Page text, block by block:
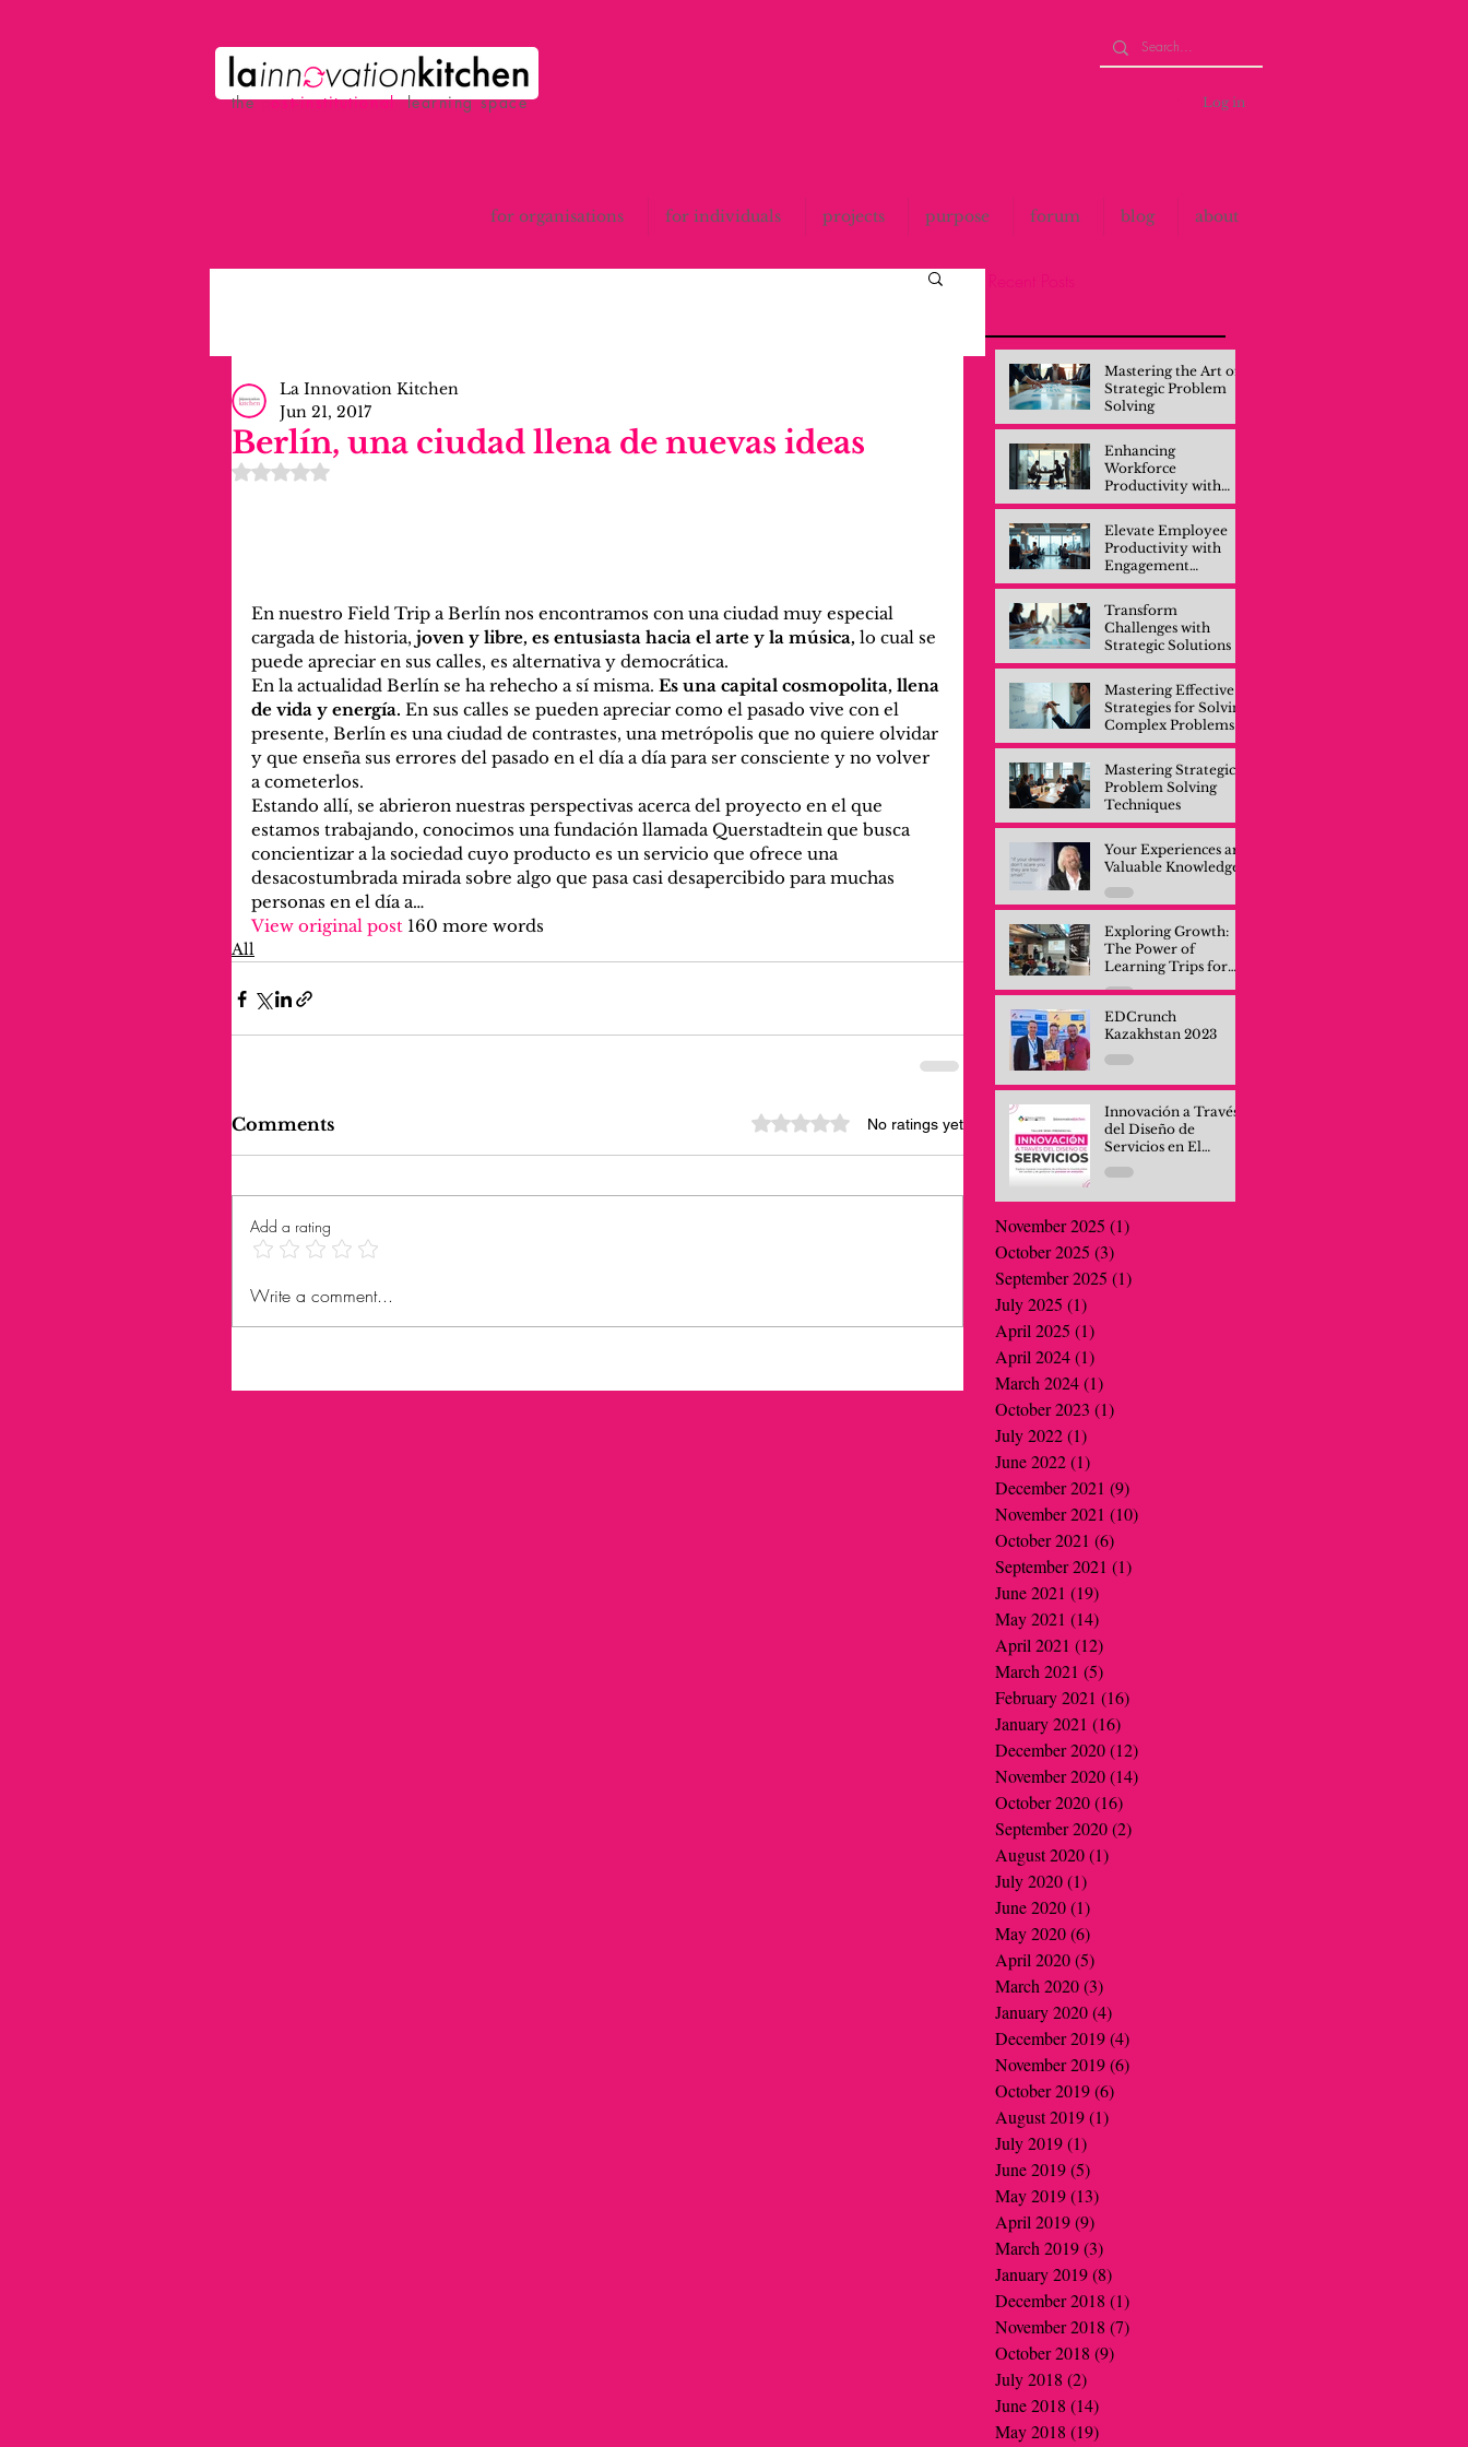
thepost-institutionallearning space Log in
for organisations for individuals projects purpose forum blog about
Berlín, una ciudad llena de nuevas ideas
La Innovation Kitchen
Jun 21, 2017
Rated NaN out of 5 stars.
En nuestro Field Trip a Berlín nos encontramos con una ciudad muy especial
cargada de historia, joven y libre, es entusiasta hacia el arte y la música, lo cual se
puede apreciar en sus calles, es alternativa y democrática.
En la actualidad Berlín se ha rehecho a sí misma. Es una capital cosmopolita, llena
de vida y energía. En sus calles se pueden apreciar como el pasado vive con el
presente, Berlín es una ciudad de contrastes, una metrópolis que no quiere olvidar
y que enseña sus errores del pasado en el día a día para ser consciente y no volver
a cometerlos.
Estando allí, se abrieron nuestras perspectivas acerca del proyecto en el que
estamos trabajando, conocimos una fundación llamada Querstadtein que busca
concientizar a la sociedad cuyo producto es un servicio que ofrece una
desacostumbrada mirada sobre algo que pasa casi desapercibido para muchas
personas en el día a…
View original post 160 more words
All
Comments Rated 0 out of 5 stars.
No ratings yet
Add a rating
Write a comment...
Mastering the Art of
Strategic Problem
Solving
Enhancing
Workforce
Productivity with
Engagement
Training
Elevate Employee
Productivity with
Engagement
Training
Transform
Challenges with
Strategic Solutions
Mastering Effective
Strategies for Solving
Complex Problems
Mastering Strategic
Problem Solving
Techniques
Your Experiences are
Valuable Knowledge
Exploring Growth:
The Power of
Learning Trips for
Professionals and
EDCrunch
Kazakhstan 2023
Innovación a Través
del Diseño de
Servicios en El
Salvador
November 2025 (1)
October 2025 (3)
September 2025 (1)
July 2025 (1)
April 2025 (1)
April 2024(1)
March 2024(1)
October 2023 (1)
July 2022(1)
June 2022(1)
December 2021 (9)
November 2021 (10)
October 2021 (6)
September 2021 (1)
June 2021 (19)
May 2021 (14)
April 2021 (12)
March 2021 (5)
February 2021 (16)
January 2021 (16)
December 2020(12)
November 2020(14)
October 2020(16)
September 2020(2)
August 2020(1)
July 2020(1)
June 2020(1)
May 2020(6)
April 2020(5)
March 2020(3)
January 2020(4)
December 2019(4)
November 2019(6)
October 2019(6)
August 2019(1)
July 2019(1)
June 2019(5)
May 2019(13)
April 2019(9)
March 2019(3)
January 2019(8)
December 2018 (1)
November 2018 (7)
October 2018 (9)
July 2018 (2)
June 2018 (14)
May 2018 (19)